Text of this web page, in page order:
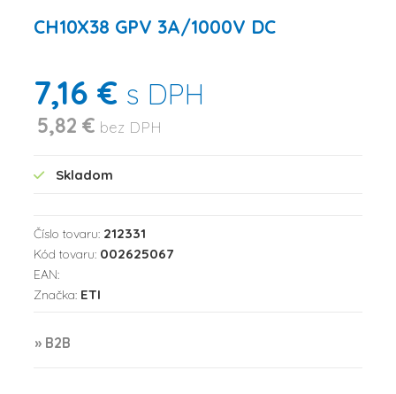
CH10X38 GPV 3A/1000V DC
7,16 € s DPH
5,82 € bez DPH
Skladom
Číslo tovaru: 212331
Kód tovaru: 002625067
EAN:
Značka: ETI
» B2B